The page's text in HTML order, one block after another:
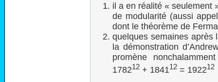
il a en réalité « seulement
de modularité (aussi
dont le théorème de
quelques semaines après
la démonstration
promène
178212 + 184112 = 192212